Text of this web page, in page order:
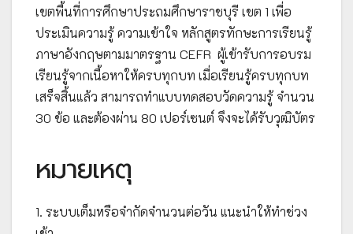
เขตพื้นที่การศึกษาประถมศึกษาราชบุรี เขต 1 เพื่อ
ประเมินความรู้ ความเข้าใจ หลักสูตรทักษะการเรียนรู้
ภาษาอังกฤษตามมาตรฐาน CEFR ผู้เข้ารับการอบรม
เรียนรู้จากเนื้อหาให้ครบทุกบท เมื่อเรียนรู้ครบทุกบท
เสร็จสิ้นแล้ว สามารถทำแบบทดสอบวัดความรู้ จำนวน
30 ข้อ และต้องผ่าน 80 เปอร์เซนต์ จึงจะได้รับวุฒิบัตร
หมายเหตุ
1. ระบบเต็มหรือจำกัดจำนวนต่อวัน แนะนำให้ทำช่วง